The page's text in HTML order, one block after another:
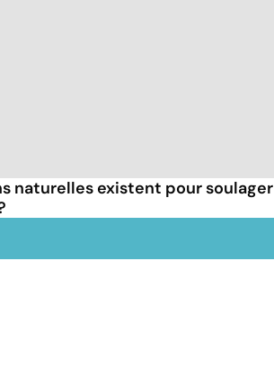
naturelles existent pour soulager